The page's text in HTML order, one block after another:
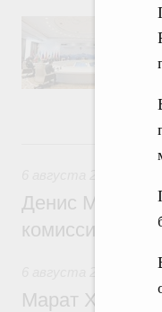
Денис
комиссии по
Марат